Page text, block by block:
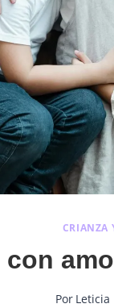
CRIANZA
con
Por Leticia